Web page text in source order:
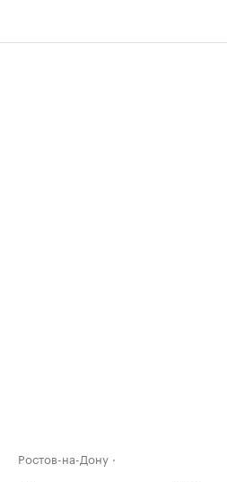
Ростов-на-Дону